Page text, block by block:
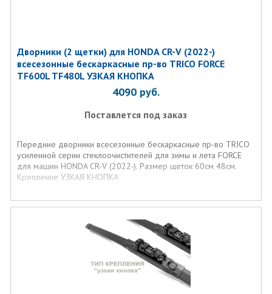
Дворники (2 щетки) для HONDA CR-V (2022-)
всесезонные бескаркасные пр-во TRICO FORCE
TF600L TF480L УЗКАЯ КНОПКА
4090 руб.
Поставлется под заказ
Передние дворники всесезонные бескаркасные пр-во TRICO
усиленной серии стеклоочистителей для зимы и лета FORCE
для машин HONDA CR-V (2022-). Размер щеток 60см 48см.
Крепление УЗКАЯ КНОПКА